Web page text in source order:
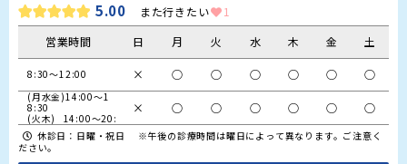
5.00 また行きたい
1
営業時間
日 月 火 水 木 金 土
8:30～12:00 × ○ ○ ○ ○ ○ ○
(月水金)14:00～1
8:30
(火木)   14:00～20:
00
(土)      14:00～17:
30
× ○ ○ ○ ○ ○ ○
休診日：日曜・祝日 ※午後の診療時間は曜日によって異なります。ご注意く
ださい。